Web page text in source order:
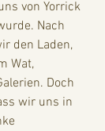
von Yorrick
Nach
den Laden,
Wat,
Doch
wir uns in